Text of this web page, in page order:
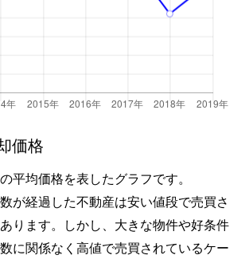
価格
平均価格を表したグラフです。
が経過した不動産は安い値段で売買さ
ります。しかし、大きな物件や好条件
に関係なく高値で売買されているケー